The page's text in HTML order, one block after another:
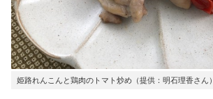
姫路れんこんと鶏肉のトマト炒め（提供：明石理香さん）